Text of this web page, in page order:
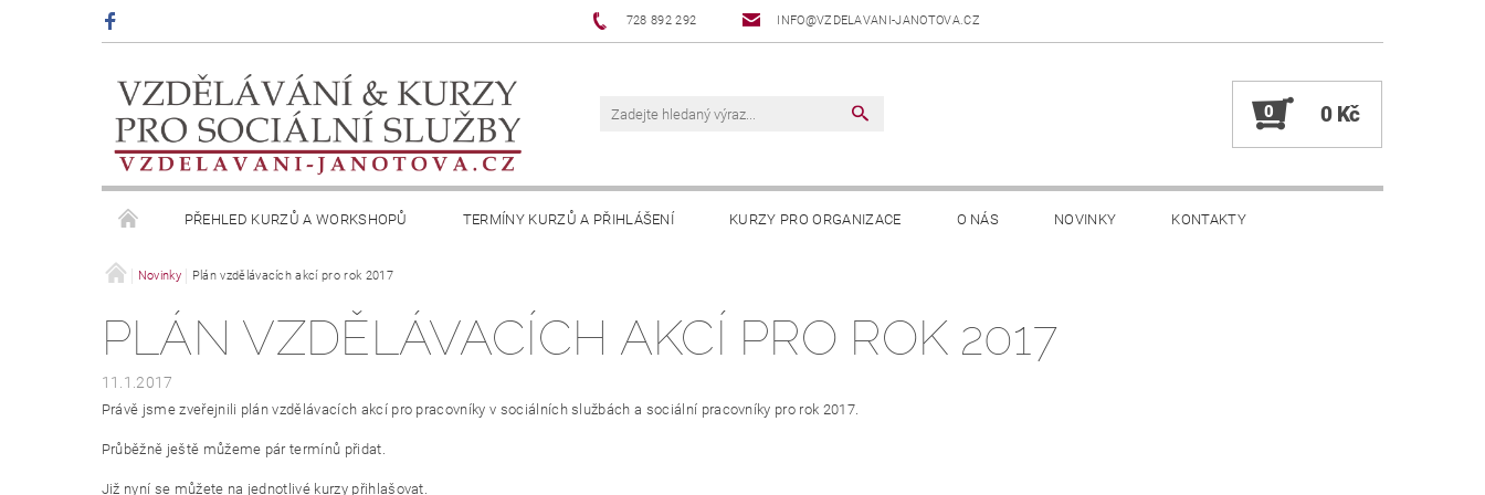
728 892 292 INFO@VZDELAVANI-JANOTOVA.CZ
0 0 Kč
PŘEHLED KURZŮ A WORKSHOPŮ TERMÍNY KURZŮ A PŘIHLÁŠENÍ KURZY PRO ORGANIZACE O NÁS NOVINKY KONTAKTY
OBCHODNÍ PODMÍNKY PODMÍNKY OCHRANY OSOBNÍCH ÚDAJŮ
Novinky Plán vzdělávacích akcí pro rok 2017
PLÁN VZDĚLÁVACÍCH AKCÍ PRO ROK 2017
11.1.2017
Právě jsme zveřejnili plán vzdělávacích akcí pro pracovníky v sociálních službách a sociální pracovníky pro rok 2017.
Průběžně ještě můžeme pár termínů přidat.
Již nyní se můžete na jednotlivé kurzy přihlašovat.